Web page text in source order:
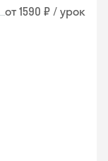
от 1590 ₽ / урок